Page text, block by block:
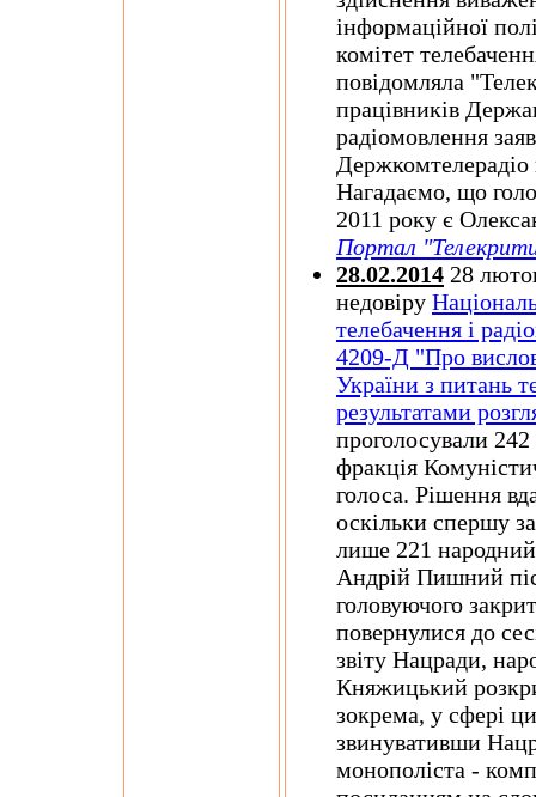
інформаційної
комітет
повідомляла
працівників
радіомовлення
Нагадаємо, що
2011 року є
Портал
28.02.2014 28
недовіру
телебачення і
4209-Д "Про
України з питань
результатами
проголосували
фракція
голоса. Рішення
оскільки спершу
лише 221
Андрій Пишний
головуючого
повернулися до
звіту Нацради,
Княжицький
зокрема, у сфері
звинувативши
монополіста -